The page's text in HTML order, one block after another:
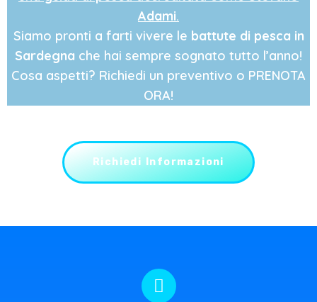
Adami.
Siamo pronti a farti vivere le battute di pesca in
Sardegna che hai sempre sognato tutto l’anno!
Cosa aspetti? Richiedi un preventivo o PRENOTA
ORA!
Richiedi Informazioni